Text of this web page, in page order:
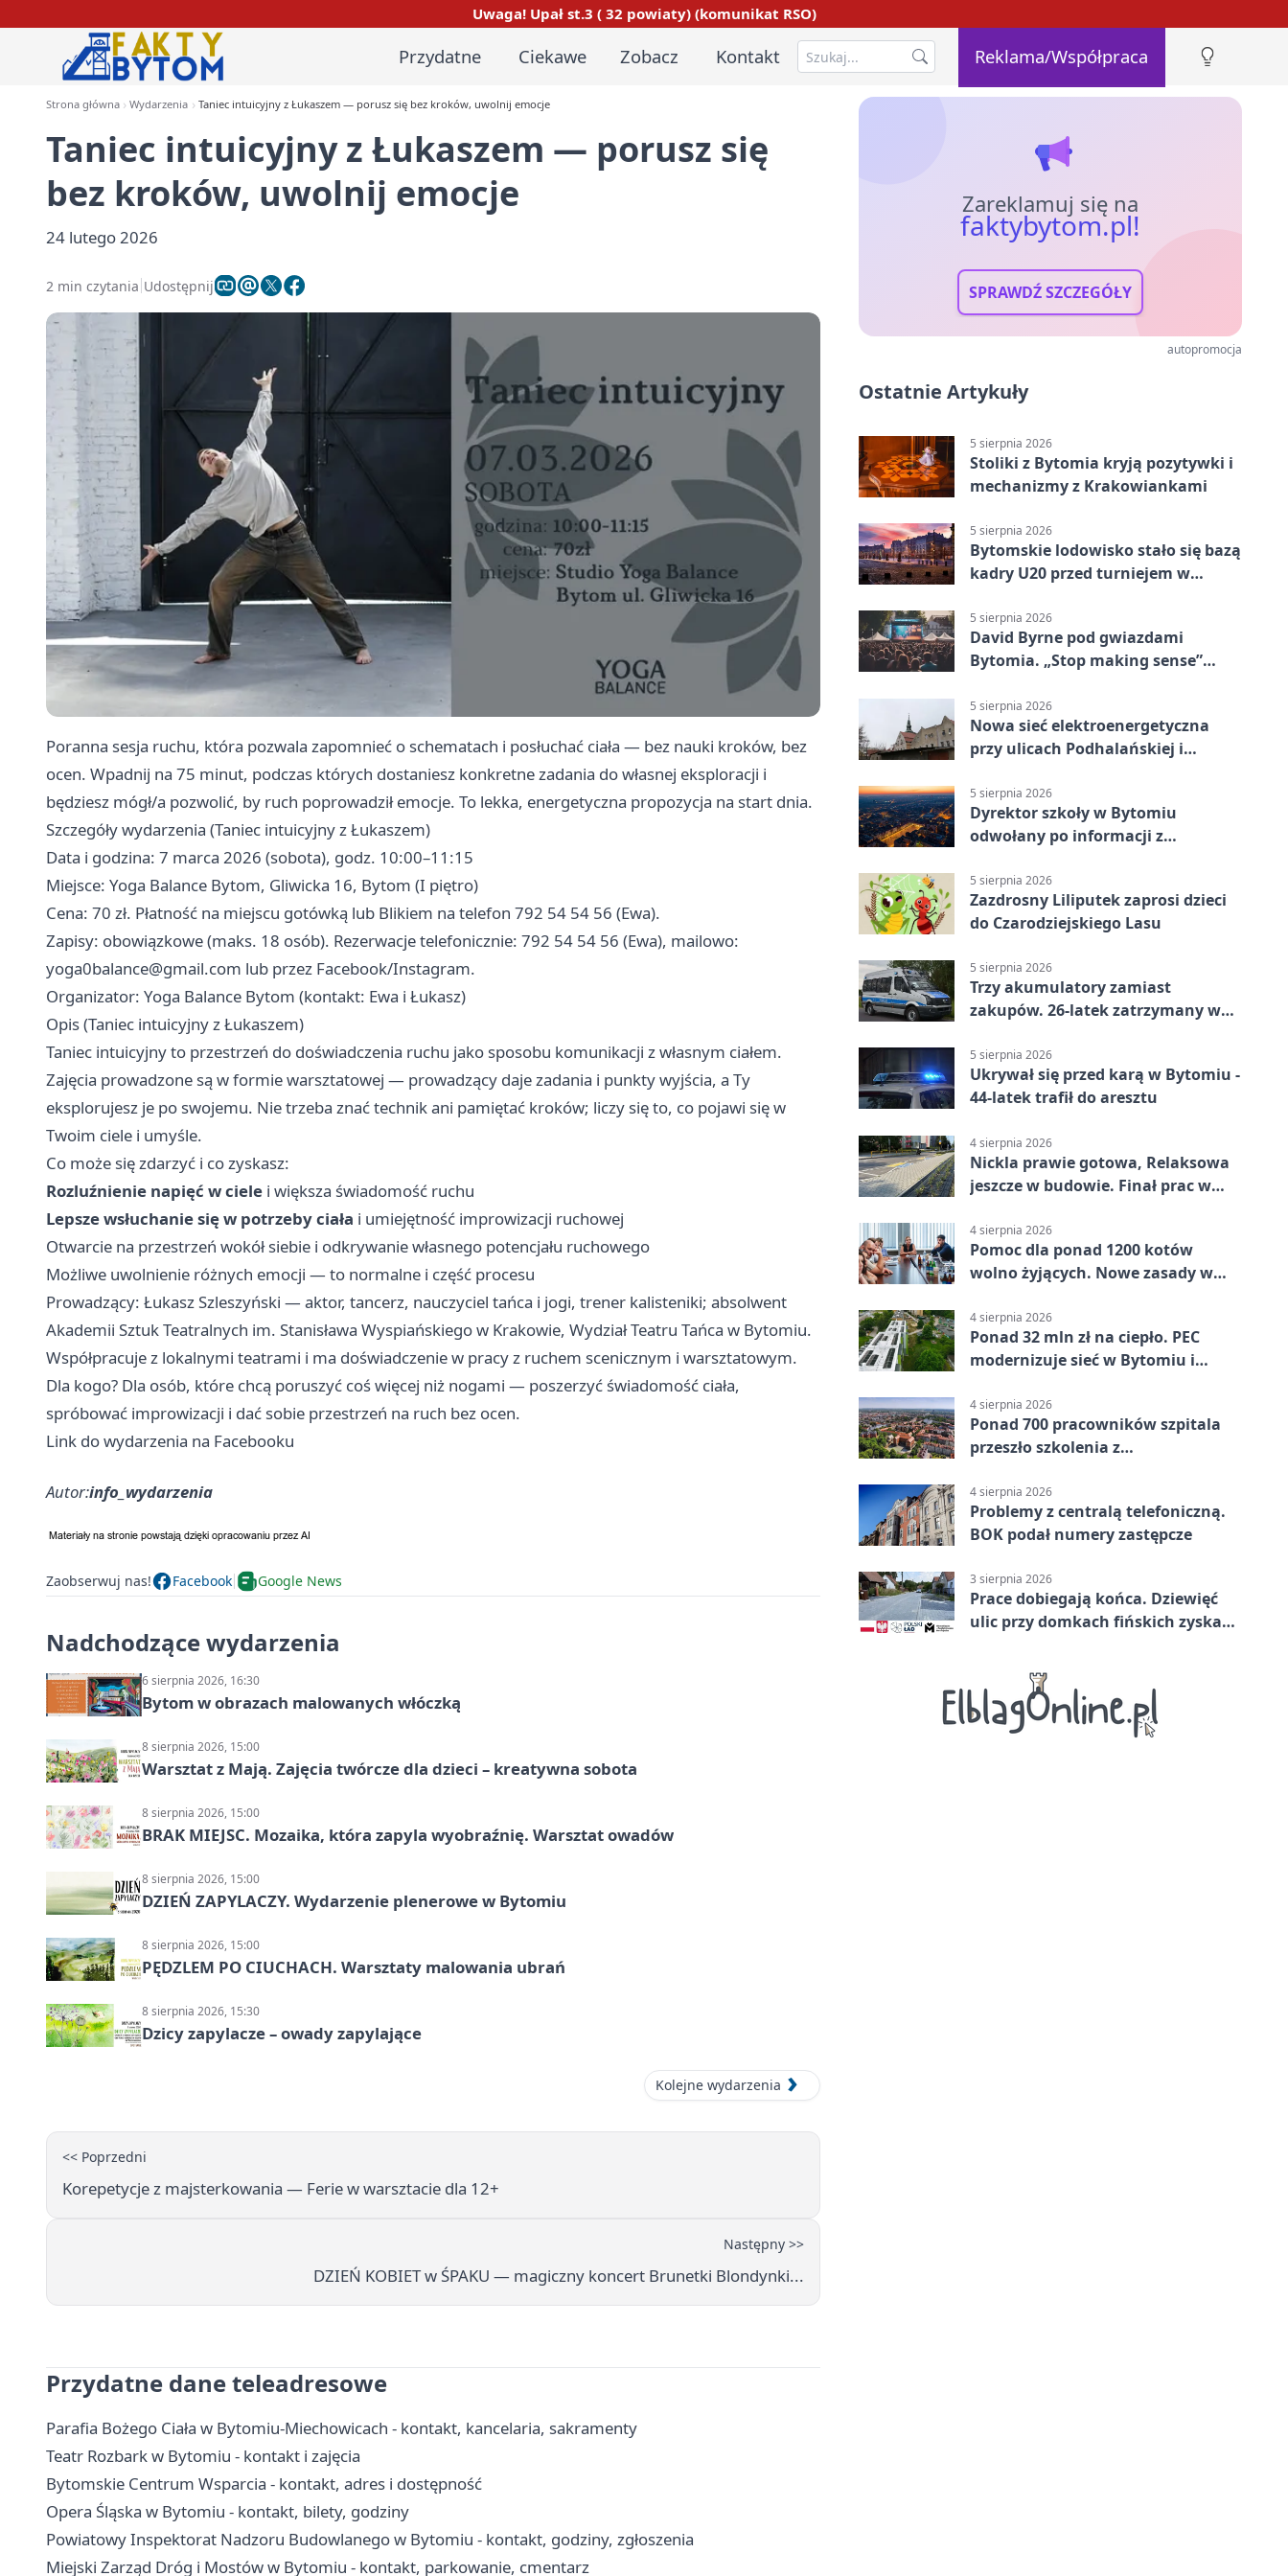
Uwaga! Upał st.3 ( 32 powiaty) (komunikat RSO)
Przydatne Ciekawe Zobacz Kontakt Reklama/Współpraca
Strona główna Wydarzenia Taniec intuicyjny z Łukaszem — porusz się bez kroków, uwolnij emocje
Taniec intuicyjny z Łukaszem — porusz się
bez kroków, uwolnij emocje
24 lutego 2026
2 min czytania Udostępnij
Poranna sesja ruchu, która pozwala zapomnieć o schematach i posłuchać ciała — bez nauki kroków, bez
ocen. Wpadnij na 75 minut, podczas których dostaniesz konkretne zadania do własnej eksploracji i
będziesz mógł/a pozwolić, by ruch poprowadził emocje. To lekka, energetyczna propozycja na start dnia.
Szczegóły wydarzenia (Taniec intuicyjny z Łukaszem)
Data i godzina: 7 marca 2026 (sobota), godz. 10:00–11:15
Miejsce: Yoga Balance Bytom, Gliwicka 16, Bytom (I piętro)
Cena: 70 zł. Płatność na miejscu gotówką lub Blikiem na telefon 792 54 54 56 (Ewa).
Zapisy: obowiązkowe (maks. 18 osób). Rezerwacje telefonicznie: 792 54 54 56 (Ewa), mailowo:
yoga0balance@gmail.com lub przez Facebook/Instagram.
Organizator: Yoga Balance Bytom (kontakt: Ewa i Łukasz)
Opis (Taniec intuicyjny z Łukaszem)
Taniec intuicyjny to przestrzeń do doświadczenia ruchu jako sposobu komunikacji z własnym ciałem.
Zajęcia prowadzone są w formie warsztatowej — prowadzący daje zadania i punkty wyjścia, a Ty
eksplorujesz je po swojemu. Nie trzeba znać technik ani pamiętać kroków; liczy się to, co pojawi się w
Twoim ciele i umyśle.
Co może się zdarzyć i co zyskasz:
Rozluźnienie napięć w ciele i większa świadomość ruchu ‍
Lepsze wsłuchanie się w potrzeby ciała i umiejętność improwizacji ruchowej
Otwarcie na przestrzeń wokół siebie i odkrywanie własnego potencjału ruchowego
Możliwe uwolnienie różnych emocji — to normalne i część procesu
Prowadzący: Łukasz Szleszyński — aktor, tancerz, nauczyciel tańca i jogi, trener kalisteniki; absolwent
Akademii Sztuk Teatralnych im. Stanisława Wyspiańskiego w Krakowie, Wydział Teatru Tańca w Bytomiu.
Współpracuje z lokalnymi teatrami i ma doświadczenie w pracy z ruchem scenicznym i warsztatowym.
Dla kogo? Dla osób, które chcą poruszyć coś więcej niż nogami — poszerzyć świadomość ciała,
spróbować improwizacji i dać sobie przestrzeń na ruch bez ocen.
Link do wydarzenia na Facebooku
Autor:info_wydarzenia
Zaobserwuj nas! Facebook Google News
Nadchodzące wydarzenia
6 sierpnia 2026, 16:30
Bytom w obrazach malowanych włóczką
8 sierpnia 2026, 15:00
Warsztat z Mają. Zajęcia twórcze dla dzieci – kreatywna sobota
8 sierpnia 2026, 15:00
BRAK MIEJSC. Mozaika, która zapyla wyobraźnię. Warsztat owadów
8 sierpnia 2026, 15:00
DZIEŃ ZAPYLACZY. Wydarzenie plenerowe w Bytomiu
8 sierpnia 2026, 15:00
PĘDZLEM PO CIUCHACH. Warsztaty malowania ubrań
8 sierpnia 2026, 15:30
Dzicy zapylacze – owady zapylające
Kolejne wydarzenia
<< Poprzedni
Korepetycje z majsterkowania — Ferie w warsztacie dla 12+
Następny >>
DZIEŃ KOBIET w ŚPAKU — magiczny koncert Brunetki Blondynki...
Przydatne dane teleadresowe
Parafia Bożego Ciała w Bytomiu-Miechowicach - kontakt, kancelaria, sakramenty
Teatr Rozbark w Bytomiu - kontakt i zajęcia
Bytomskie Centrum Wsparcia - kontakt, adres i dostępność
Opera Śląska w Bytomiu - kontakt, bilety, godziny
Powiatowy Inspektorat Nadzoru Budowlanego w Bytomiu - kontakt, godziny, zgłoszenia
Miejski Zarząd Dróg i Mostów w Bytomiu - kontakt, parkowanie, cmentarz
Zareklamuj się na
faktybytom.pl!
SPRAWDŹ SZCZEGÓŁY
autopromocja
Ostatnie Artykuły
5 sierpnia 2026
Stoliki z Bytomia kryją pozytywki i
mechanizmy z Krakowiankami
5 sierpnia 2026
Bytomskie lodowisko stało się bazą
kadry U20 przed turniejem w
5 sierpnia 2026
David Byrne pod gwiazdami
Bytomia. „Stop making sense”
5 sierpnia 2026
Nowa sieć elektroenergetyczna
przy ulicach Podhalańskiej i
5 sierpnia 2026
Dyrektor szkoły w Bytomiu
odwołany po informacji z
5 sierpnia 2026
Zazdrosny Liliputek zaprosi dzieci
do Czarodziejskiego Lasu
5 sierpnia 2026
Trzy akumulatory zamiast
zakupów. 26-latek zatrzymany w
5 sierpnia 2026
Ukrywał się przed karą w Bytomiu -
44-latek trafił do aresztu
4 sierpnia 2026
Nickla prawie gotowa, Relaksowa
jeszcze w budowie. Finał prac w
4 sierpnia 2026
Pomoc dla ponad 1200 kotów
wolno żyjących. Nowe zasady w
4 sierpnia 2026
Ponad 32 mln zł na ciepło. PEC
modernizuje sieć w Bytomiu i
4 sierpnia 2026
Ponad 700 pracowników szpitala
przeszło szkolenia z
4 sierpnia 2026
Problemy z centralą telefoniczną.
BOK podał numery zastępcze
3 sierpnia 2026
Prace dobiegają końca. Dziewięć
ulic przy domkach fińskich zyska